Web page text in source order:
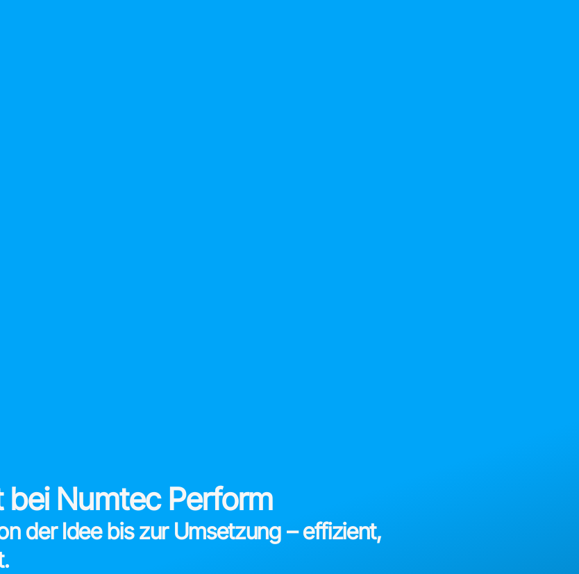
Numtec Perform
der Idee bis zur Umsetzung – effizient,